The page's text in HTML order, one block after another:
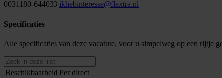
0031180-644033 ikhebinteresse@flextra.nl
Specificaties
Alle specificaties van deze vacature, voor u simpelweg op een rijtje
Beschikbaarheid Per direct